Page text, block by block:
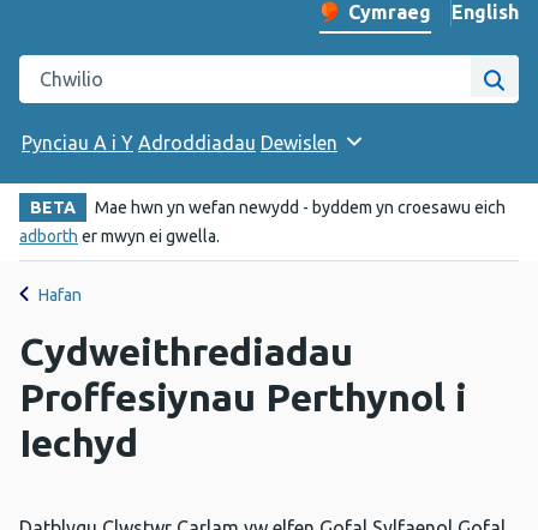
Newid iaith y wefan
Cymraeg English
–
Chwilio gwefan Iechyd Cyhoeddus Cymru
Pynciau A i Y Adroddiadau Dewislen
BETA
Mae hwn yn wefan newydd - byddem yn croesawu eich
adborth er mwyn ei gwella.
Hafan
Cydweithrediadau
Proffesiynau Perthynol i
Iechyd